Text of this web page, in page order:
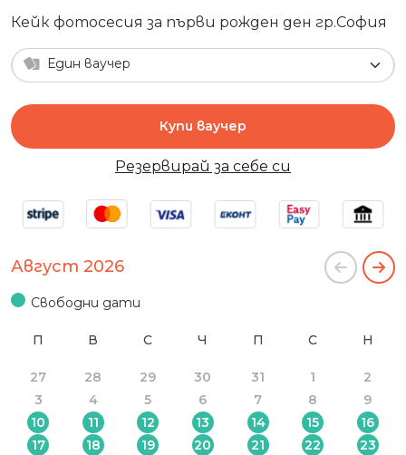
Кейк фотосесия за първи рожден ден гр.София
Един ваучер
Купи ваучер
Резервирай за себе си
Август 2026
Свободни дати
П В С Ч П С Н
27 28 29 30 31 1
2
3
4 5 6 7 8
9
10
11 12 13 14 15
16
17
18 19 20 21 22 23